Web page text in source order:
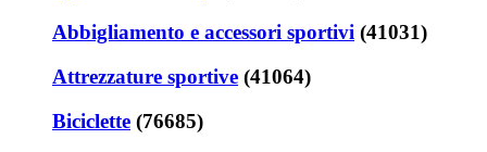
Abbigliamento e accessori sportivi (41031)
Attrezzature sportive (41064)
Biciclette (76685)